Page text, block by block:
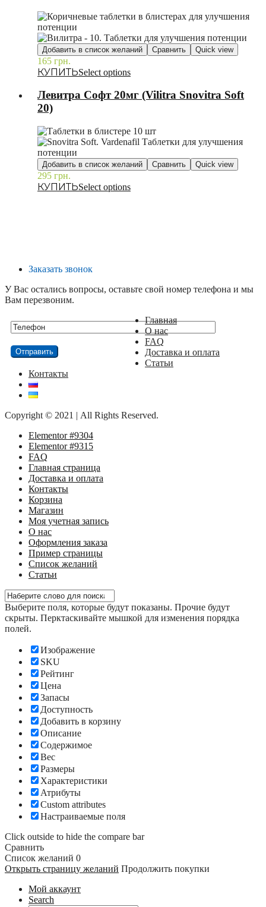
Добавить в список желаний Сравнить Quick view
165 грн.
Select options
Левитра Софт 20мг (Vilitra Snovitra Soft
20)
Добавить в список желаний Сравнить Quick view
295 грн.
Select options
Заказать звонок
У Вас остались вопросы, оставьте свой номер телефона и мы
Вам перезвоним.
Главная
О нас
FAQ
Доставка и оплата
Статьи
Контакты
Copyright © 2021 | All Rights Reserved.
Elementor #9304
Elementor #9315
FAQ
Главная страница
Доставка и оплата
Контакты
Корзина
Магазин
Моя учетная запись
О нас
Оформления заказа
Пример страницы
Список желаний
Статьи
Выберите поля, которые будут показаны. Прочие будут
скрыты. Перктаскивайте мышкой для изменения порядка
полей.
Изображение
SKU
Рейтинг
Цена
Запасы
Доступность
Добавить в корзину
Описание
Содержимое
Вес
Размеры
Характеристики
Атрибуты
Custom attributes
Настраиваемые поля
Click outside to hide the compare bar
Сравнить
Список желаний 0
Открыть страницу желаний Продолжить покупки
Мой аккаунт
Search